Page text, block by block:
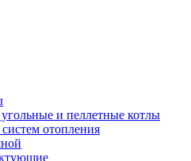
и пеллетные котлы
отопления